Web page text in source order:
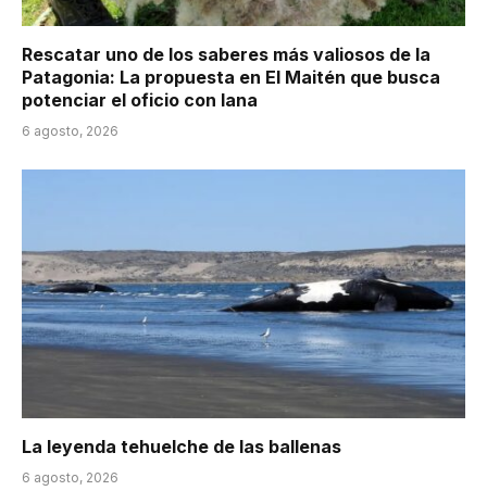
Rescatar uno de los saberes más valiosos de la
Patagonia: La propuesta en El Maitén que busca
potenciar el oficio con lana
6 agosto, 2026
La leyenda tehuelche de las ballenas
6 agosto, 2026